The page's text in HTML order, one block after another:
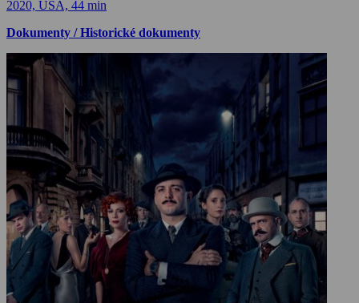
2020, USA, 44 min
Dokumenty / Historické dokumenty